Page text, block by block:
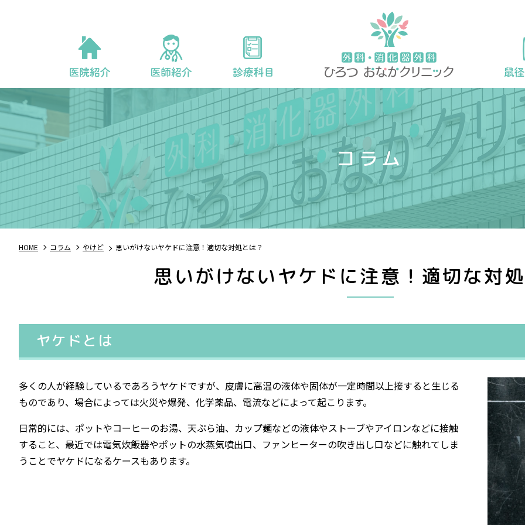
コラム
HOME コラム やけど 思いがけないヤケドに注意！適切な対処とは？
思いがけないヤケドに注意！適切な対
ヤケドとは
多くの人が経験しているであろうヤケドですが、皮膚に高温の液体や固体が一定時間以上接すると生じる
ものであり、場合によっては火災や爆発、化学薬品、電流などによって起こります。
日常的には、ポットやコーヒーのお湯、天ぷら油、カップ麺などの液体やストーブやアイロンなどに接触
すること、最近では電気炊飯器やポットの水蒸気噴出口、ファンヒーターの吹き出し口などに触れてしま
うことでヤケドになるケースもあります。